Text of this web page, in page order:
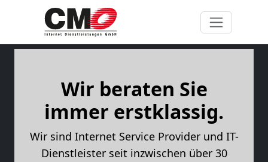
Wir beraten Sie
immer erstklassig.
Wir sind Internet Service Provider und IT-
Dienstleister seit inzwischen über 30